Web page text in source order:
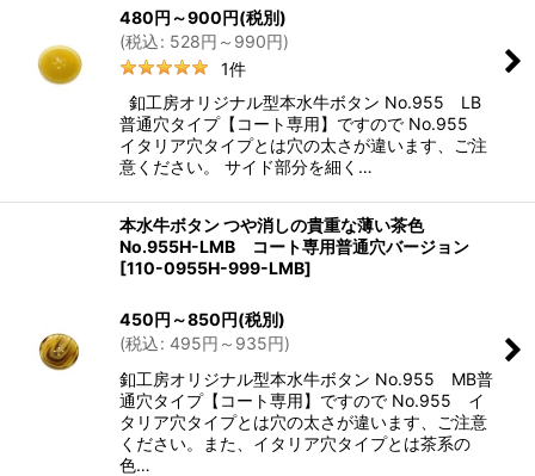
480円 ～900円(税別)
(税込: 528円 ～990円)
1件
釦工房オリジナル型本水牛ボタン No.955 LB
普通穴タイプ【コート専用】ですので No.955
イタリア穴タイプとは穴の太さが違います、ご注
意ください。 サイド部分を細く…
本水牛ボタン つや消しの貴重な薄い茶色
No.955H-LMB コート専用普通穴バージョン
[110-0955H-999-LMB]
450円 ～850円(税別)
(税込: 495円 ～935円)
釦工房オリジナル型本水牛ボタン No.955 MB普
通穴タイプ【コート専用】ですので No.955 イ
タリア穴タイプとは穴の太さが違います、ご注意
ください。また、イタリア穴タイプとは茶系の
色…